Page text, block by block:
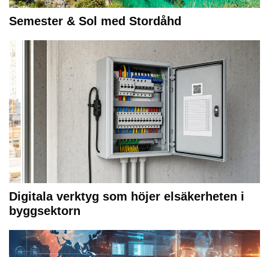
Semester & Sol med Stordåhd
Digitala verktyg som höjer elsäkerheten i
byggsektorn